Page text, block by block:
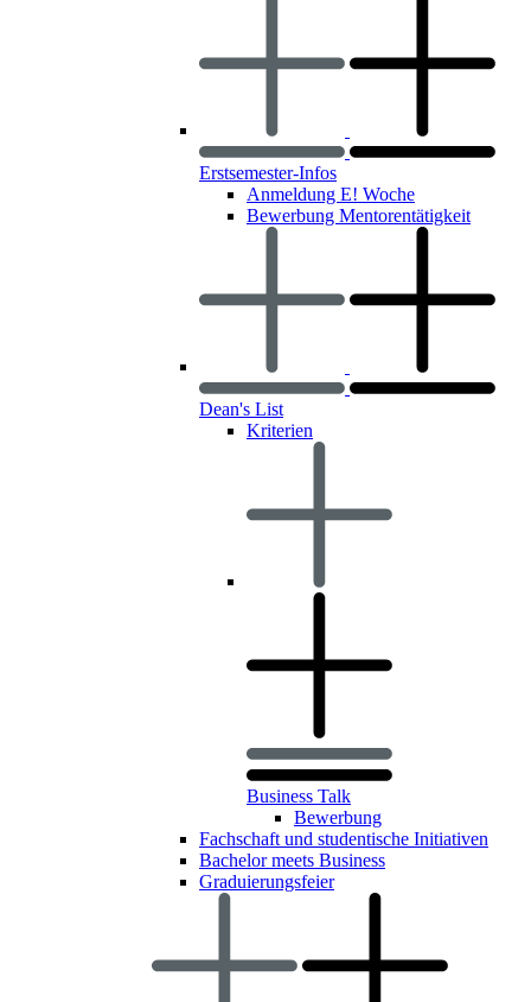
Erstsemester-Infos
Anmeldung E! Woche
Bewerbung Mentorentätigkeit
Dean's List
Kriterien
Business Talk
Bewerbung
Fachschaft und studentische Initiativen
Bachelor meets Business
Graduierungsfeier